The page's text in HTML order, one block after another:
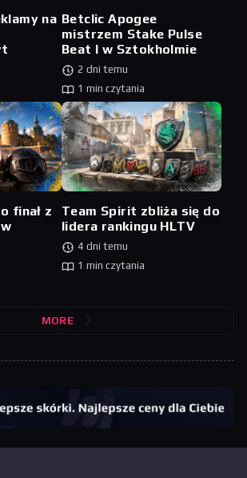
na Betclic Apogee
mistrzem Stake Pulse
Beat I w Sztokholmie
2 dni temu
1 min czytania
finał z
Team Spirit zbliża się do
lidera rankingu HLTV
4 dni temu
1 min czytania
MORE